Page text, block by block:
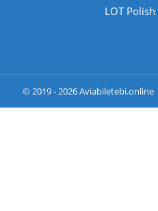
LOT
© 2019 - 2026 Aviabiletebi.online